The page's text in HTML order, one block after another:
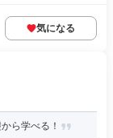
気になる
ら学べる！